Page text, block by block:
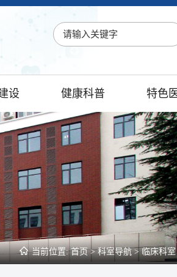
设 健康科普 特色
当前位置:首页>科室导航>临床科室